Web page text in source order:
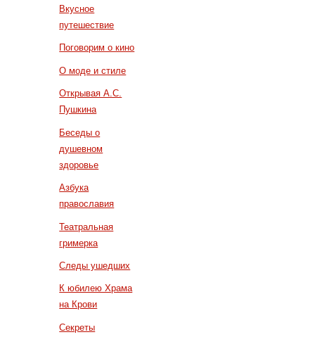
Вкусное
путешествие
Поговорим о кино
О моде и стиле
Открывая А.С.
Пушкина
Беседы о
душевном
здоровье
Азбука
православия
Театральная
гримерка
Следы ушедших
К юбилею Храма
на Крови
Секреты